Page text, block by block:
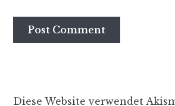
Diese Website verwendet